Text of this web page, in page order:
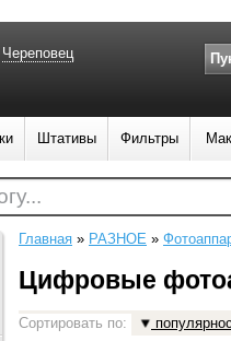
Главная » РАЗНОЕ »
Цифровые
Сортировать по:
Череповец
Штативы Фильтры